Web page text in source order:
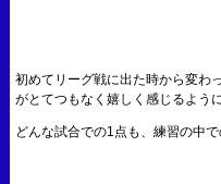
初めてリーグ戦に出た時から変わ
がとてつもなく嬉しく感じるよう
どんな試合での1点も、練習の中で